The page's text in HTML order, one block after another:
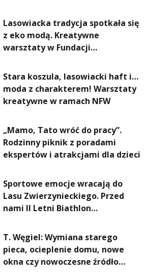
Lasowiacka tradycja spotkała się
z eko modą. Kreatywne
warsztaty w Fundacji
Stara koszula, lasowiacki haft i…
moda z charakterem! Warsztaty
kreatywne w ramach NFW
„Mamo, Tato wróć do pracy”.
Rodzinny piknik z poradami
ekspertów i atrakcjami dla dzieci
Sportowe emocje wracają do
Lasu Zwierzynieckiego. Przed
nami II Letni Biathlon
T. Węgiel: Wymiana starego
pieca, ocieplenie domu, nowe
okna czy nowoczesne źródło